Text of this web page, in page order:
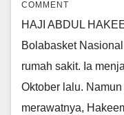
COMMENT
HAJI ABDUL
Bolabasket
rumah sakit. Ia
Oktober lalu.
merawatnya,